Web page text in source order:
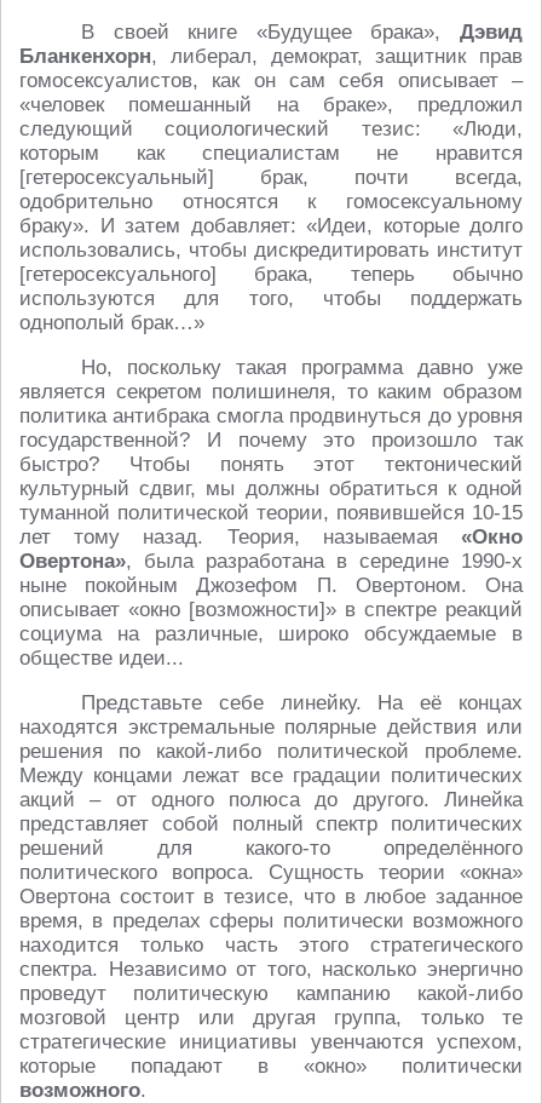
В своей книге «Будущее брака», Дэвид
Бланкенхорн, либерал, демократ, защитник прав
гомосексуалистов, как он сам себя описывает –
«человек помешанный на браке», предложил
следующий социологический тезис: «Люди,
которым как специалистам не нравится
[гетеросексуальный] брак, почти всегда,
одобрительно относятся к гомосексуальному
браку». И затем добавляет: «Идеи, которые долго
использовались, чтобы дискредитировать институт
[гетеросексуального] брака, теперь обычно
используются для того, чтобы поддержать
однополый брак…»
Но, поскольку такая программа давно уже
является секретом полишинеля, то каким образом
политика антибрака смогла продвинуться до уровня
государственной? И почему это произошло так
быстро? Чтобы понять этот тектонический
культурный сдвиг, мы должны обратиться к одной
туманной политической теории, появившейся 10-15
лет тому назад. Теория, называемая «Окно
Овертона», была разработана в середине 1990-х
ныне покойным Джозефом П. Овертоном. Она
описывает «окно [возможности]» в спектре реакций
социума на различные, широко обсуждаемые в
обществе идеи...
Представьте себе линейку. На её концах
находятся экстремальные полярные действия или
решения по какой-либо политической проблеме.
Между концами лежат все градации политических
акций – от одного полюса до другого. Линейка
представляет собой полный спектр политических
решений для какого-то определённого
политического вопроса. Сущность теории «окна»
Овертона состоит в тезисе, что в любое заданное
время, в пределах сферы политически возможного
находится только часть этого стратегического
спектра. Независимо от того, насколько энергично
проведут политическую кампанию какой-либо
мозговой центр или другая группа, только те
стратегические инициативы увенчаются успехом,
которые попадают в «окно» политически
возможного.